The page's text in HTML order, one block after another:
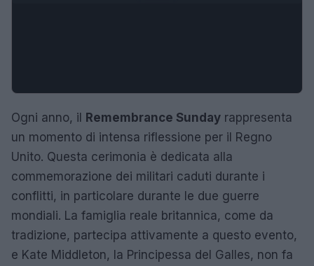
Ogni anno, il Remembrance Sunday rappresenta
un momento di intensa riflessione per il Regno
Unito. Questa cerimonia è dedicata alla
commemorazione dei militari caduti durante i
conflitti, in particolare durante le due guerre
mondiali. La famiglia reale britannica, come da
tradizione, partecipa attivamente a questo evento,
e Kate Middleton, la Principessa del Galles, non fa